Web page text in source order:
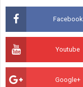
Facebook
Youtube
Google+